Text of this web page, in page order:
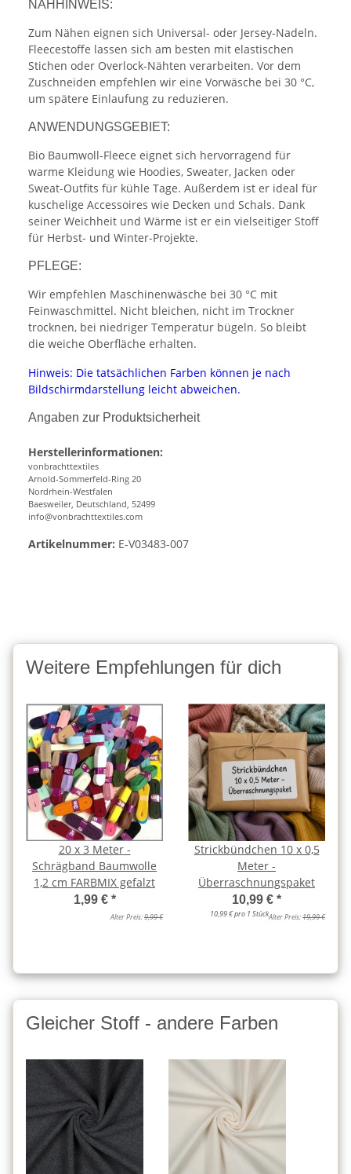
NÄHHINWEIS:
Zum Nähen eignen sich Universal- oder Jersey-Nadeln.
Fleecestoffe lassen sich am besten mit elastischen
Stichen oder Overlock-Nähten verarbeiten. Vor dem
Zuschneiden empfehlen wir eine Vorwäsche bei 30 °C,
um spätere Einlaufung zu reduzieren.
ANWENDUNGSGEBIET:
Bio Baumwoll-Fleece eignet sich hervorragend für
warme Kleidung wie Hoodies, Sweater, Jacken oder
Sweat-Outfits für kühle Tage. Außerdem ist er ideal für
kuschelige Accessoires wie Decken und Schals. Dank
seiner Weichheit und Wärme ist er ein vielseitiger Stoff
für Herbst- und Winter-Projekte.
PFLEGE:
Wir empfehlen Maschinenwäsche bei 30 °C mit
Feinwaschmittel. Nicht bleichen, nicht im Trockner
trocknen, bei niedriger Temperatur bügeln. So bleibt
die weiche Oberfläche erhalten.
Hinweis: Die tatsächlichen Farben können je nach
Bildschirmdarstellung leicht abweichen.
Angaben zur Produktsicherheit
Herstellerinformationen:
vonbrachttextiles
Arnold-Sommerfeld-Ring 20
Nordrhein-Westfalen
Baesweiler, Deutschland, 52499
info@vonbrachttextiles.com
Artikelnummer: E-V03483-007
Weitere Empfehlungen für dich
20 x 3 Meter -
Schrägband Baumwolle
1,2 cm FARBMIX gefalzt
1,99 € *
Alter Preis:9,99 €
Strickbündchen 10 x 0,5
Meter -
Überraschnungspaket
10,99 € *
10,99 € pro 1 StückAlter Preis:19,99 €
Gleicher Stoff - andere Farben